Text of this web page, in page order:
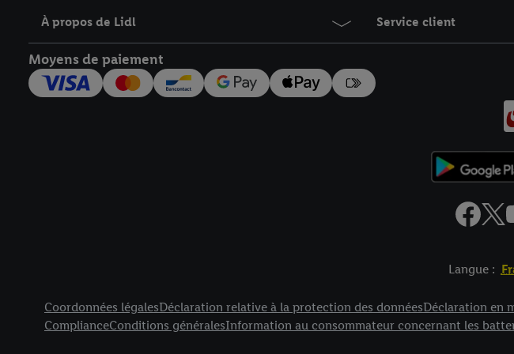
À propos de Lidl Service client
Moyens de paiement
Langue :
Coordonnées légalesDéclaration relative à la protection des donnéesDéclaration en
ComplianceConditions généralesInformation au consommateur concernant les